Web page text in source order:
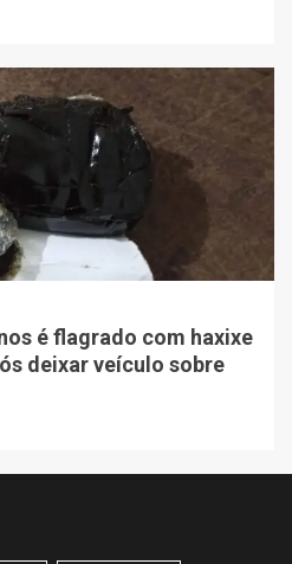
é flagrado com haxixe
deixar veículo sobre